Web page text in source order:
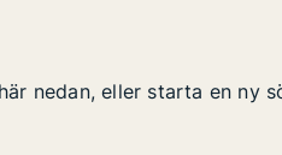
nedan, eller starta en ny